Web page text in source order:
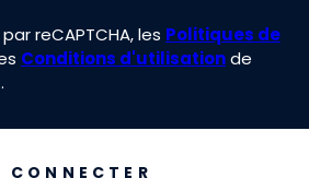
reCAPTCHA, les Politiques de
Conditions d'utilisationde
CONNECTER